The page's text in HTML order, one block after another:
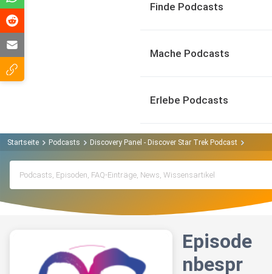
Finde Podcasts
Mache Podcasts
Erlebe Podcasts
Startseite Podcasts Discovery Panel - Discover Star Trek Podcast
Episode
nbespr